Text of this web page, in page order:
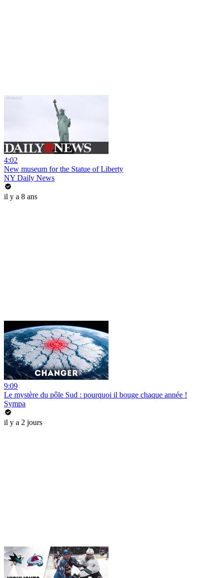
4:02
New museum for the Statue of Liberty
NY Daily News
il y a 8 ans
9:09
Le mystère du pôle Sud : pourquoi il bouge chaque année !
Sympa
il y a 2 jours